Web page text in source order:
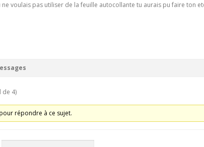
ne voulais pas utiliser de la feuille autocollante tu aurais pu faire ton
de 4)
répondre à ce sujet.